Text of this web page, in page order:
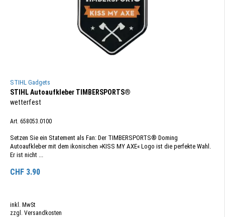
STIHL Gadgets
STIHL Autoaufkleber TIMBERSPORTS®
wetterfest
Art. 658053.0100
Setzen Sie ein Statement als Fan: Der TIMBERSPORTS® Doming
Autoaufkleber mit dem ikonischen »KISS MY AXE« Logo ist die perfekte Wahl.
Er ist nicht ...
CHF 3.90
inkl. MwSt
zzgl. Versandkosten